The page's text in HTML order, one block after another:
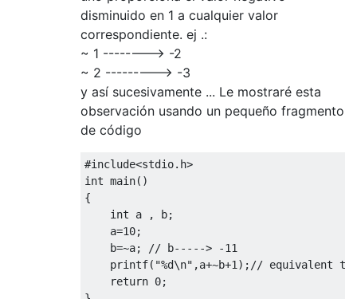
disminuido en 1 a cualquier valor
correspondiente. ej .:
~ 1 --------> -2
~ 2 ---------> -3
y así sucesivamente ... Le mostraré esta
observación usando un pequeño fragmento
de código
#include<stdio.h>
int main()
{
int a , b;
    a
=10;
    b
=~a;
// b-----> -11
    printf
( "%d\n" ,a+~b+1 ); // equivalent to
return 0;